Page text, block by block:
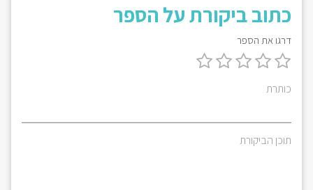
כתוב ביקורת על הספר
דרגו את הספר
כותרת
תוכן הביקורת